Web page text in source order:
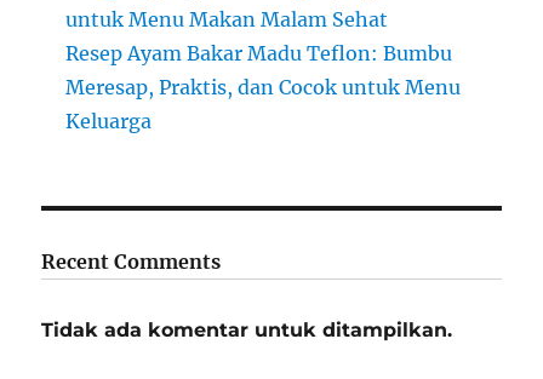
untuk Menu Makan Malam Sehat
Resep Ayam Bakar Madu Teflon: Bumbu
Meresap, Praktis, dan Cocok untuk Menu
Keluarga
Recent Comments
Tidak ada komentar untuk ditampilkan.